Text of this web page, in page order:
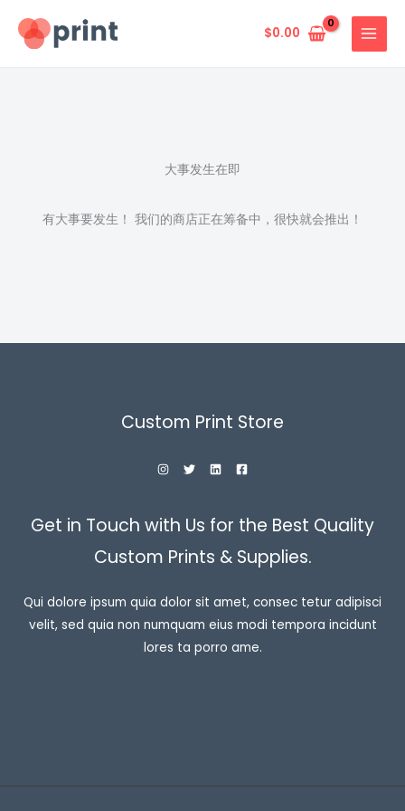
$0.00
大事发生在即
有大事要发生！ 我们的商店正在筹备中，很快就会推出！
Custom Print Store
Get in Touch with Us for the Best Quality
Custom Prints & Supplies.
Qui dolore ipsum quia dolor sit amet, consec tetur adipisci
velit, sed quia non numquam eius modi tempora incidunt
lores ta porro ame.